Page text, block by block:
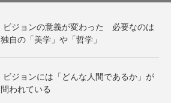
ビジョンの意義が変わった 必要なのは
独自の「美学」や「哲学」
ビジョンには「どんな人間であるか」が
問われている